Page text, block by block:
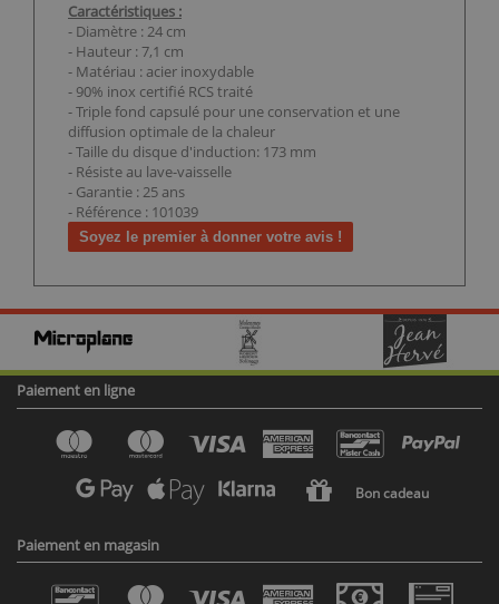
Caractéristiques :
- Diamètre : 24 cm
- Hauteur : 7,1 cm
- Matériau : acier inoxydable
- 90% inox certifié RCS traité
- Triple fond capsulé pour une conservation et une
diffusion optimale de la chaleur
- Taille du disque d'induction: 173 mm
- Résiste au lave-vaisselle
- Garantie : 25 ans
- Référence : 101039
Soyez le premier à donner votre avis !
Paiement en ligne
Bon cadeau
Paiement en magasin